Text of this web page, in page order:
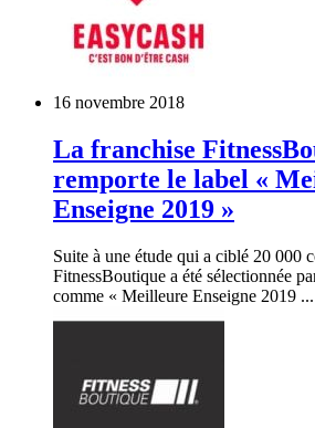
16 novembre 2018
La franchise
remporte le label «
Enseigne 2019 »
Suite à une étude qui a ciblé 20 000
FitnessBoutique a été sélectionnée
comme « Meilleure Enseigne 2019 ...